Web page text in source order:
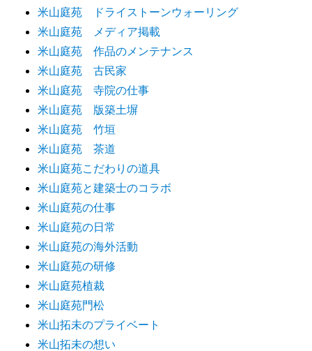
米山庭苑 ドライストーンウォーリング
米山庭苑 メディア掲載
米山庭苑 作品のメンテナンス
米山庭苑 古民家
米山庭苑 寺院の仕事
米山庭苑 版築土塀
米山庭苑 竹垣
米山庭苑 茶道
米山庭苑こだわりの道具
米山庭苑と建築士のコラボ
米山庭苑の仕事
米山庭苑の日常
米山庭苑の海外活動
米山庭苑の研修
米山庭苑植裁
米山庭苑門松
米山拓未のプライベート
米山拓未の想い